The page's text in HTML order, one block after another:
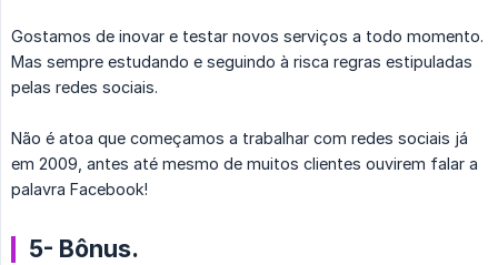
Gostamos de inovar e testar novos serviços a todo momento.
Mas sempre estudando e seguindo à risca regras estipuladas
pelas redes sociais.
Não é atoa que começamos a trabalhar com redes sociais já
em 2009, antes até mesmo de muitos clientes ouvirem falar a
palavra Facebook!
5- Bônus.